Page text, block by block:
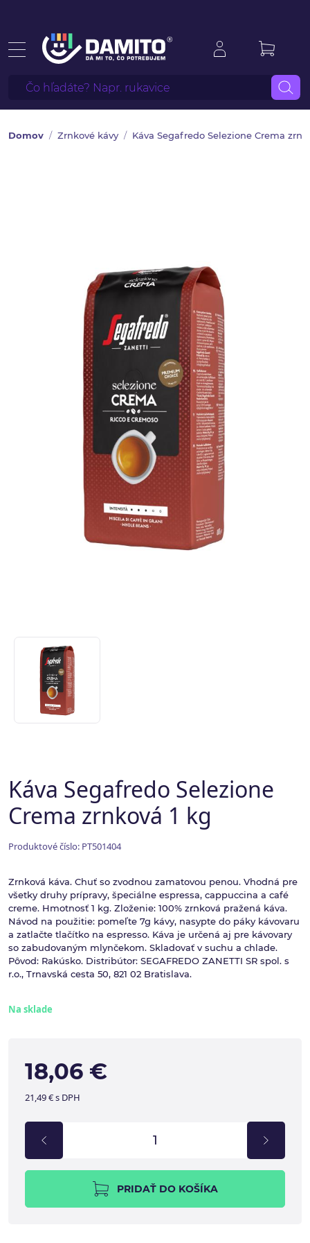
Domov Zrnkové kávy Káva Segafredo Selezione Crema
Káva Segafredo Selezione
Crema zrnková 1 kg
Produktové číslo: PT501404
Zrnková káva. Chuť so zvodnou zamatovou penou. Vhodná pre
všetky druhy prípravy, špeciálne espressa, cappuccina a café
creme. Hmotnosť 1 kg. Zloženie: 100% zrnková pražená káva.
Návod na použitie: pomeľte 7g kávy, nasypte do páky kávovaru
a zatlačte tlačítko na espresso. Káva je určená aj pre kávovary
so zabudovaným mlynčekom. Skladovať v suchu a chlade.
Pôvod: Rakúsko. Distribútor: SEGAFREDO ZANETTI SR spol. s
r.o., Trnavská cesta 50, 821 02 Bratislava.
Na sklade
18,06 €
21,49 € s DPH
PRIDAŤ DO KOŠÍKA